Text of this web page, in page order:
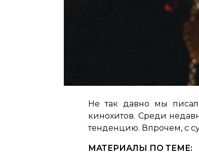
Не так давно мы
кинохитов. Среди
тенденцию. Впрочем, с
МАТЕРИАЛЫ ПО ТЕМЕ: